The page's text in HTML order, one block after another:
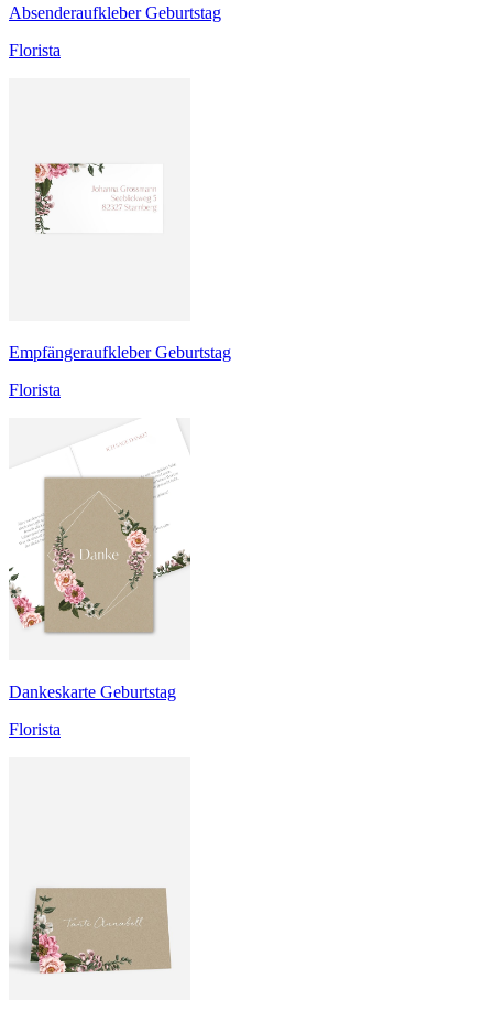
Absenderaufkleber Geburtstag
Florista
Empfängeraufkleber Geburtstag
Florista
Dankeskarte Geburtstag
Florista